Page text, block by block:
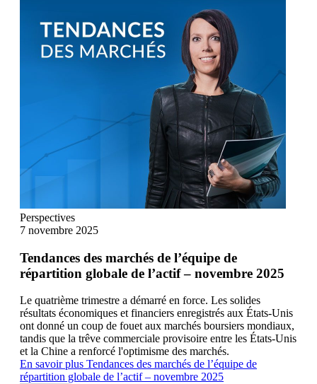
Perspectives
7 novembre 2025
Tendances des marchés de l’équipe de
répartition globale de l’actif – novembre 2025
Le quatrième trimestre a démarré en force. Les solides
résultats économiques et financiers enregistrés aux États-Unis
ont donné un coup de fouet aux marchés boursiers mondiaux,
tandis que la trêve commerciale provisoire entre les États-Unis
et la Chine a renforcé l'optimisme des marchés.
En savoir plus Tendances des marchés de l’équipe de
répartition globale de l’actif – novembre 2025